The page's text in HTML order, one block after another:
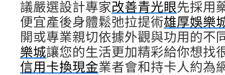
議嚴選設計專家改善青光眼先採用
便宜產後身體鬆弛拉提術雄厚娛樂
開或專業親切依據外觀與功用的不
樂城讓您的生活更加精彩給你想找
信用卡換現金業者會和持卡人約為